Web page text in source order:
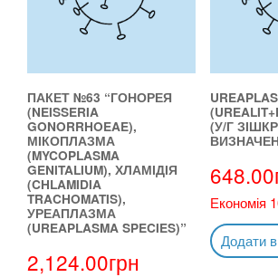
ПАКЕТ №63 “ГОНОРЕЯ
(NEISSERIA
GONORRHOEAE),
МІКОПЛАЗМА
(MYCOPLASMA
GENITALIUM), ХЛАМІДІЯ
(CHLAMIDIA
TRACHOMATIS),
УРЕАПЛАЗМА
(UREAPLASMA SPECIES)”
2,124.00грн
(У/Г
648.00
Економія
Додати